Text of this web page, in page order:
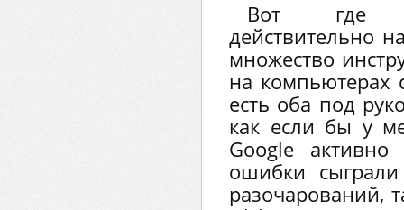
Вот где
действительно
множество
на компьютерах
есть оба под
как если бы у
Google
ошибки
разочарований,